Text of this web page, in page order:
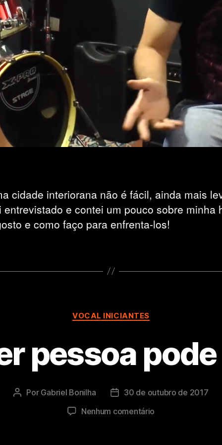
cidade interiorana não é fácil, ainda mais
e contei um pouco sobre minha
e como faço para enfrenta-los!
Categorias
VOCAL INICIANTES
pessoa
Autor
Por Gabriel Bonilha
Data
publicação
30 de outubro de 2017
Nenhum comentário